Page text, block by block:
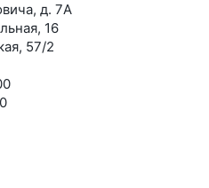
д. 7A
16
57/2